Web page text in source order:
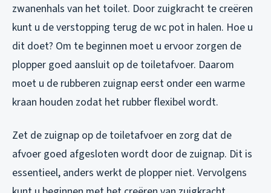
zwanenhals van het toilet. Door zuigkracht te creëren
kunt u de verstopping terug de wc pot in halen. Hoe u
dit doet? Om te beginnen moet u ervoor zorgen de
plopper goed aansluit op de toiletafvoer. Daarom
moet u de rubberen zuignap eerst onder een warme
kraan houden zodat het rubber flexibel wordt.
Zet de zuignap op de toiletafvoer en zorg dat de
afvoer goed afgesloten wordt door de zuignap. Dit is
essentieel, anders werkt de plopper niet. Vervolgens